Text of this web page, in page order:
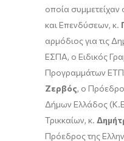
οποία
και Επενδύσεων, κ.
αρμόδιος για τις
ΕΣΠΑ, ο Ειδικός
Προγραμμάτων
Ζερβός, ο
Δήμων Ελλάδος
Τρικκαίων, κ.
Πρόεδρος της